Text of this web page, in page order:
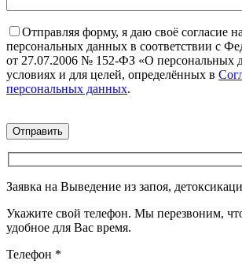
Отправляя форму, я даю своё согласие
персональных данных в соответствии с
от 27.07.2006 № 152-ФЗ «О персональных
условиях и для целей, определённых в
персональных данных.
Заявка на Выведение из запоя,
Укажите свой телефон. Мы перезвоним,
удобное для Вас время.
Телефон *